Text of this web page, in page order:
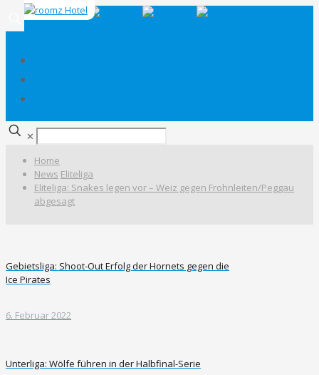
✕
Home
News Eliteliga
Eliteliga: Snakes legen vor – Weiz gegen Frohnleiten/Peggau
abgesagt
Gebietsliga: Shoot-Out Erfolg der Hornets gegen die
Ice Pirates
6. Februar 2022
Unterliga: Wölfe führen in der Halbfinal-Serie